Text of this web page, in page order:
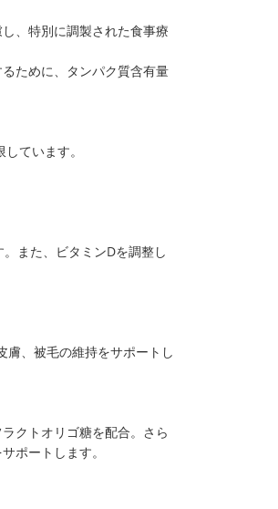
、特別に調製された食事療
ために、タンパク質含有量
ています。
また、ビタミンDを調整し
膚、被毛の維持をサポートし
クトオリゴ糖を配合。さら
ポートします。